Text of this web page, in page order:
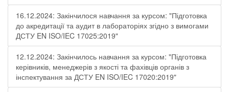
16.12.2024: Закінчилося навчання за курсом: "Підготовка
до акредитації та аудит в лабораторіях згідно з вимогами
ДСТУ EN ISO/IEC 17025:2019"
12.12.2024: Закінчилось навчання за курсом: "Підготовка
керівників, менеджерів з якості та фахівців органів з
інспектування за ДСТУ EN ISO/IEC 17020:2019"